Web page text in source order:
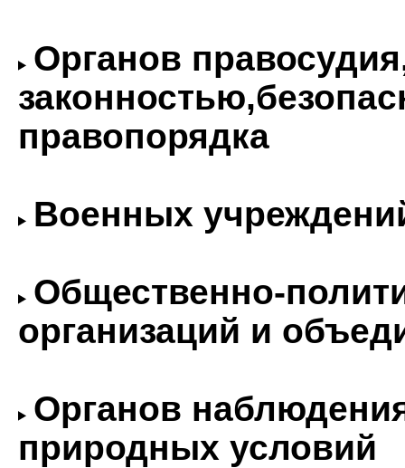
Органов
правопорядка
Военных
Общественно-
организаций и
Органов
природных условий